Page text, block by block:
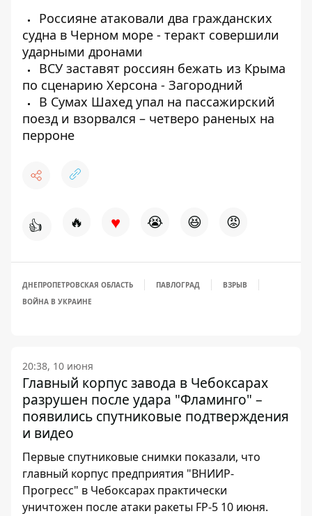
Россияне атаковали два гражданских
судна в Черном море - теракт совершили
ударными дронами
ВСУ заставят россиян бежать из Крыма
по сценарию Херсона - Загородний
В Сумах Шахед упал на пассажирский
поезд и взорвался – четверо раненых на
перроне
👍 🔥 ♥ 😭 😆 😡
ДНЕПРОПЕТРОВСКАЯ ОБЛАСТЬ ПАВЛОГРАД
ВЗРЫВ
ВОЙНА В УКРАИНЕ
20:38, 10 июня
Главный корпус завода в Чебоксарах
разрушен после удара "Фламинго" –
появились спутниковые подтверждения
и видео
Первые спутниковые снимки показали, что
главный корпус предприятия "ВНИИР-
Прогресс" в Чебоксарах практически
уничтожен после атаки ракеты FP-5 10 июня.